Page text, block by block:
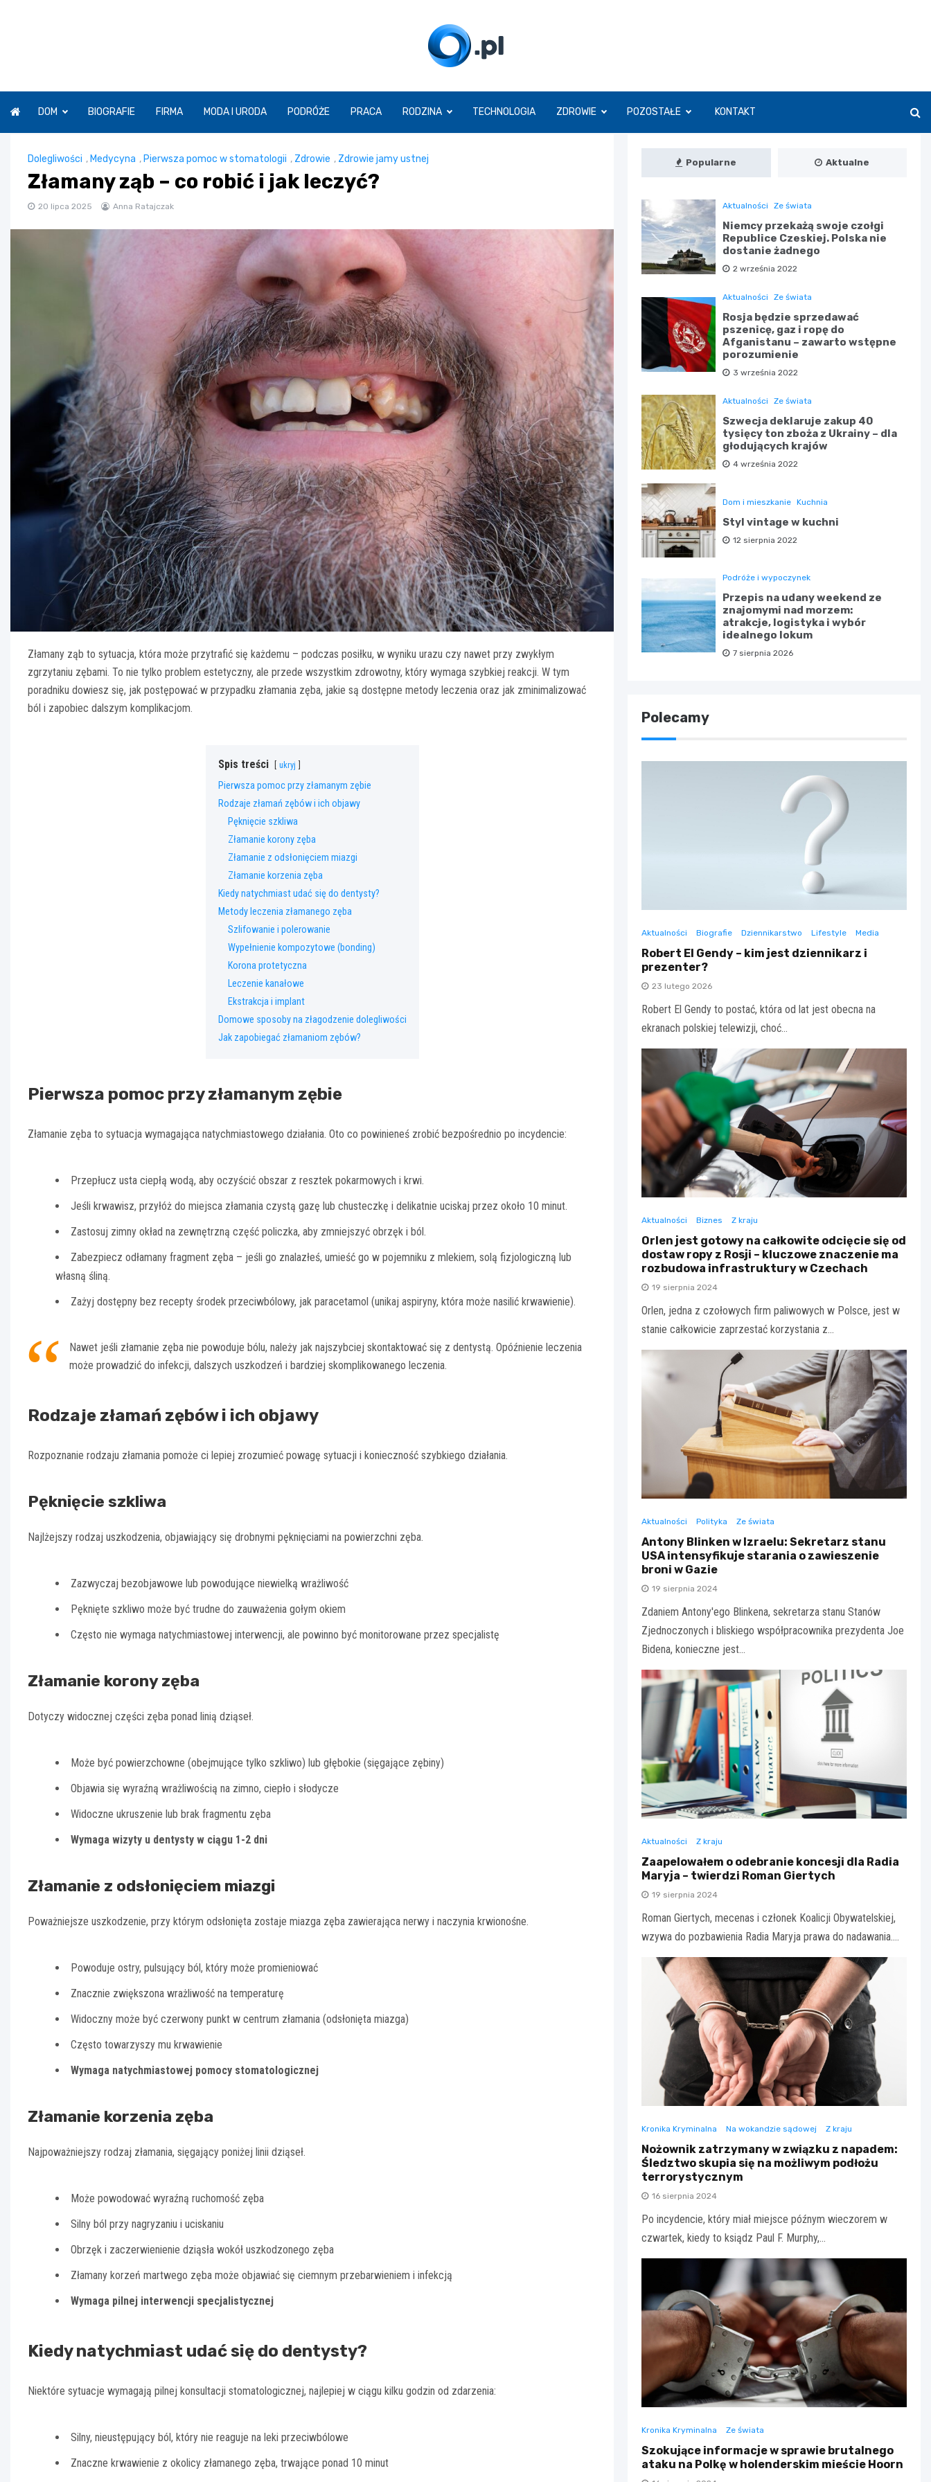
O.pl
DOM BIOGRAFIE FIRMA MODA I URODA PODRÓŻE PRACA RODZINA TECHNOLOGIA ZDROWIE POZOSTAŁE KONTAKT
Dolegliwości , Medycyna , Pierwsza pomoc w stomatologii , Zdrowie , Zdrowie jamy ustnej
Złamany ząb – co robić i jak leczyć?
20 lipca 2025 Anna Ratajczak
Złamany ząb to sytuacja, która może przytrafić się każdemu – podczas posiłku, w wyniku urazu czy nawet przy zwykłym
zgrzytaniu zębami. To nie tylko problem estetyczny, ale przede wszystkim zdrowotny, który wymaga szybkiej reakcji. W tym
poradniku dowiesz się, jak postępować w przypadku złamania zęba, jakie są dostępne metody leczenia oraz jak zminimalizować
ból i zapobiec dalszym komplikacjom.
Spis treści ukryj
Pierwsza pomoc przy złamanym zębie
Rodzaje złamań zębów i ich objawy
Pęknięcie szkliwa
Złamanie korony zęba
Złamanie z odsłonięciem miazgi
Złamanie korzenia zęba
Kiedy natychmiast udać się do dentysty?
Metody leczenia złamanego zęba
Szlifowanie i polerowanie
Wypełnienie kompozytowe (bonding)
Korona protetyczna
Leczenie kanałowe
Ekstrakcja i implant
Domowe sposoby na złagodzenie dolegliwości
Jak zapobiegać złamaniom zębów?
Pierwsza pomoc przy złamanym zębie
Złamanie zęba to sytuacja wymagająca natychmiastowego działania. Oto co powinieneś zrobić bezpośrednio po incydencie:
Przepłucz usta ciepłą wodą, aby oczyścić obszar z resztek pokarmowych i krwi.
Jeśli krwawisz, przyłóż do miejsca złamania czystą gazę lub chusteczkę i delikatnie uciskaj przez około 10 minut.
Zastosuj zimny okład na zewnętrzną część policzka, aby zmniejszyć obrzęk i ból.
Zabezpiecz odłamany fragment zęba – jeśli go znalazłeś, umieść go w pojemniku z mlekiem, solą fizjologiczną lub
własną śliną.
Zażyj dostępny bez recepty środek przeciwbólowy, jak paracetamol (unikaj aspiryny, która może nasilić krwawienie).
Nawet jeśli złamanie zęba nie powoduje bólu, należy jak najszybciej skontaktować się z dentystą. Opóźnienie leczenia
może prowadzić do infekcji, dalszych uszkodzeń i bardziej skomplikowanego leczenia.
Rodzaje złamań zębów i ich objawy
Rozpoznanie rodzaju złamania pomoże ci lepiej zrozumieć powagę sytuacji i konieczność szybkiego działania.
Pęknięcie szkliwa
Najlżejszy rodzaj uszkodzenia, objawiający się drobnymi pęknięciami na powierzchni zęba.
Zazwyczaj bezobjawowe lub powodujące niewielką wrażliwość
Pęknięte szkliwo może być trudne do zauważenia gołym okiem
Często nie wymaga natychmiastowej interwencji, ale powinno być monitorowane przez specjalistę
Złamanie korony zęba
Dotyczy widocznej części zęba ponad linią dziąseł.
Może być powierzchowne (obejmujące tylko szkliwo) lub głębokie (sięgające zębiny)
Objawia się wyraźną wrażliwością na zimno, ciepło i słodycze
Widoczne ukruszenie lub brak fragmentu zęba
Wymaga wizyty u dentysty w ciągu 1-2 dni
Złamanie z odsłonięciem miazgi
Poważniejsze uszkodzenie, przy którym odsłonięta zostaje miazga zęba zawierająca nerwy i naczynia krwionośne.
Powoduje ostry, pulsujący ból, który może promieniować
Znacznie zwiększona wrażliwość na temperaturę
Widoczny może być czerwony punkt w centrum złamania (odsłonięta miazga)
Często towarzyszy mu krwawienie
Wymaga natychmiastowej pomocy stomatologicznej
Złamanie korzenia zęba
Najpoważniejszy rodzaj złamania, sięgający poniżej linii dziąseł.
Może powodować wyraźną ruchomość zęba
Silny ból przy nagryzaniu i uciskaniu
Obrzęk i zaczerwienienie dziąsła wokół uszkodzonego zęba
Złamany korzeń martwego zęba może objawiać się ciemnym przebarwieniem i infekcją
Wymaga pilnej interwencji specjalistycznej
Kiedy natychmiast udać się do dentysty?
Niektóre sytuacje wymagają pilnej konsultacji stomatologicznej, najlepiej w ciągu kilku godzin od zdarzenia:
Silny, nieustępujący ból, który nie reaguje na leki przeciwbólowe
Znaczne krwawienie z okolicy złamanego zęba, trwające ponad 10 minut
Popularne Aktualne
Aktualności Ze świata
Niemcy przekażą swoje czołgi
Republice Czeskiej. Polska nie
dostanie żadnego
2 września 2022
Aktualności Ze świata
Rosja będzie sprzedawać
pszenicę, gaz i ropę do
Afganistanu – zawarto wstępne
porozumienie
3 września 2022
Aktualności Ze świata
Szwecja deklaruje zakup 40
tysięcy ton zboża z Ukrainy – dla
głodujących krajów
4 września 2022
Dom i mieszkanie Kuchnia
Styl vintage w kuchni
12 sierpnia 2022
Podróże i wypoczynek
Przepis na udany weekend ze
znajomymi nad morzem:
atrakcje, logistyka i wybór
idealnego lokum
7 sierpnia 2026
Polecamy
Aktualności Biografie Dziennikarstwo Lifestyle Media
Robert El Gendy – kim jest dziennikarz i
prezenter?
23 lutego 2026
Robert El Gendy to postać, która od lat jest obecna na
ekranach polskiej telewizji, choć…
Aktualności Biznes Z kraju
Orlen jest gotowy na całkowite odcięcie się od
dostaw ropy z Rosji – kluczowe znaczenie ma
rozbudowa infrastruktury w Czechach
19 sierpnia 2024
Orlen, jedna z czołowych firm paliwowych w Polsce, jest w
stanie całkowicie zaprzestać korzystania z…
Aktualności Polityka Ze świata
Antony Blinken w Izraelu: Sekretarz stanu
USA intensyfikuje starania o zawieszenie
broni w Gazie
19 sierpnia 2024
Zdaniem Antony'ego Blinkena, sekretarza stanu Stanów
Zjednoczonych i bliskiego współpracownika prezydenta Joe
Bidena, konieczne jest…
Aktualności Z kraju
Zaapelowałem o odebranie koncesji dla Radia
Maryja – twierdzi Roman Giertych
19 sierpnia 2024
Roman Giertych, mecenas i członek Koalicji Obywatelskiej,
wzywa do pozbawienia Radia Maryja prawa do nadawania.…
Kronika Kryminalna Na wokandzie sądowej Z kraju
Nożownik zatrzymany w związku z napadem:
Śledztwo skupia się na możliwym podłożu
terrorystycznym
16 sierpnia 2024
Po incydencie, który miał miejsce późnym wieczorem w
czwartek, kiedy to ksiądz Paul F. Murphy,…
Kronika Kryminalna Ze świata
Szokujące informacje w sprawie brutalnego
ataku na Polkę w holenderskim mieście Hoorn